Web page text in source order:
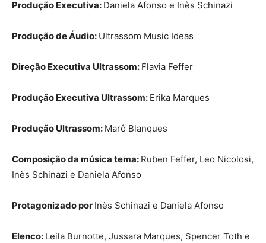
Produção Executiva: Daniela Afonso e Inès Schinazi
Produção de Áudio: Ultrassom Music Ideas
Direção Executiva Ultrassom: Flavia Feffer
Produção Executiva Ultrassom: Erika Marques
Produção Ultrassom: Marô Blanques
Composição da música tema: Ruben Feffer, Leo Nicolosi,
Inès Schinazi e Daniela Afonso
Protagonizado por Inès Schinazi e Daniela Afonso
Elenco: Leila Burnotte, Jussara Marques, Spencer Toth e